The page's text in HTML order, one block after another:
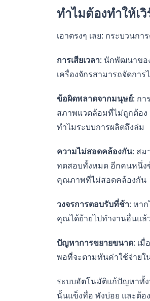
ทำไมต้องทำให้เ
เอาตรงๆ เลย: กระบวน
การเสียเวลา: นักพัฒนาขอ
เครื่องจักรสามารถจัดการ
ข้อผิดพลาดจากมนุษย์: กา
สภาพแวดล้อมที่ไม่ถูกต้อง
ทำไมระบบการผลิตถึงล่ม
ความไม่สอดคล้องกัน: สม
ทดสอบทั้งหมด อีกคนหนึ่ง
คุณภาพที่ไม่สอดคล้องกัน
วงจรการตอบรับที่ช้า: หา
คุณได้ย้ายไปทำงานอื่นแล้
ปัญหาการขยายขนาด: เ
พอที่จะตามทันค่าใช้จ่ายใ
ระบบอัตโนมัติแก้ปัญหาทั้
นั้นแข็งทื่อ พังบ่อย และต้อ